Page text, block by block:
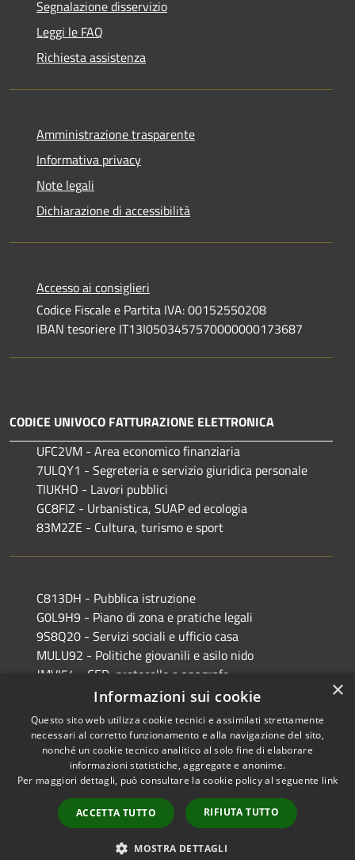
Segnalazione disservizio
Leggi le FAQ
Richiesta assistenza
Amministrazione trasparente
Informativa privacy
Note legali
Dichiarazione di accessibilità
Accesso ai consiglieri
Codice Fiscale e Partita IVA: 00152550208
IBAN tesoriere IT13I0503457570000000173687
CODICE UNIVOCO FATTURAZIONE ELETTRONICA
UFC2VM - Area economico finanziaria
7ULQY1 - Segreteria e servizio giuridica personale
TIUKHO - Lavori pubblici
GC8FIZ - Urbanistica, SUAP ed ecologia
83M2ZE - Cultura, turismo e sport
C813DH - Pubblica istruzione
G0L9H9 - Piano di zona e pratiche legali
9S8Q20 - Servizi sociali e ufficio casa
MULU92 - Politiche giovanili e asilo nido
JMVI54 - CED, protocollo e anagrafe
EFR931 - Polizia Locale
Accessibilità
Copyright © 2026 • Comune di
Castiglione delle Stiviere •
Powered byMunicipium
Accesso redazione
×
Informazioni sui cookie
Questo sito web utilizza cookie tecnici e assimilati strettamente
necessari al corretto funzionamento e alla navigazione del sito,
nonché un cookie tecnico analitico al solo fine di elaborare
informazioni statistiche, aggregate e anonime.
Per maggiori dettagli, può consultare la cookie policy al seguente link
ACCETTA TUTTO RIFIUTA TUTTO
MOSTRA DETTAGLI